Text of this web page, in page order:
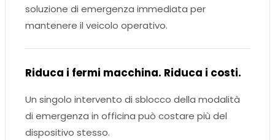
soluzione di emergenza immediata per
mantenere il veicolo operativo.
Riduca i fermi macchina. Riduca i costi.
Un singolo intervento di sblocco della modalità
di emergenza in officina può costare più del
dispositivo stesso.